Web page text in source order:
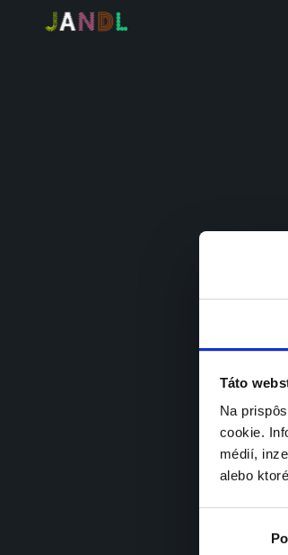
Táto
Na
cookie.
médií,
alebo